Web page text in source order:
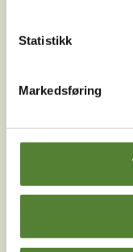
Statistikk
Markedsføring
Melder du deg på
av mange fordeler.
Ved å melde deg på